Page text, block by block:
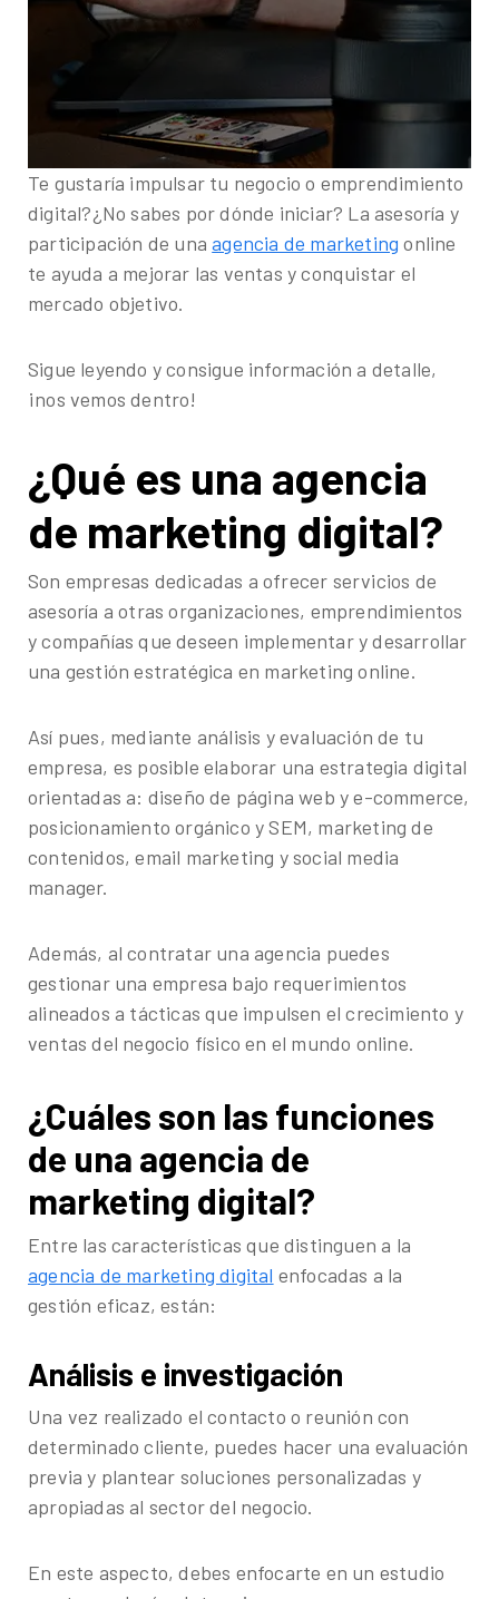
Te gustaría impulsar tu negocio o emprendimiento
digital?¿No sabes por dónde iniciar? La asesoría y
participación de unaagencia de marketing online
te ayuda a mejorar las ventas y conquistar el
mercado objetivo.
Sigue leyendo y consigue información a detalle,
¡nos vemos dentro!
¿Qué es una agencia
de marketing digital?
Son empresas dedicadas a ofrecer servicios de
asesoría a otras organizaciones, emprendimientos
y compañías que deseen implementar y desarrollar
una gestión estratégica en marketing online.
Así pues, mediante análisis y evaluación de tu
empresa, es posible elaborar una estrategia digital
orientadas a: diseño de página web y e-commerce,
posicionamiento orgánico y SEM, marketing de
contenidos, email marketing y social media
manager.
Además, al contratar una agencia puedes
gestionar una empresa bajo requerimientos
alineados a tácticas que impulsen el crecimiento y
ventas del negocio físico en el mundo online.
¿Cuáles son las funciones
de una agencia de
marketing digital?
Entre las características que distinguen a la
agencia de marketing digital enfocadas a la
gestión eficaz, están:
Análisis e investigación
Una vez realizado el contacto o reunión con
determinado cliente, puedes hacer una evaluación
previa y plantear soluciones personalizadas y
apropiadas al sector del negocio.
En este aspecto, debes enfocarte en un estudio